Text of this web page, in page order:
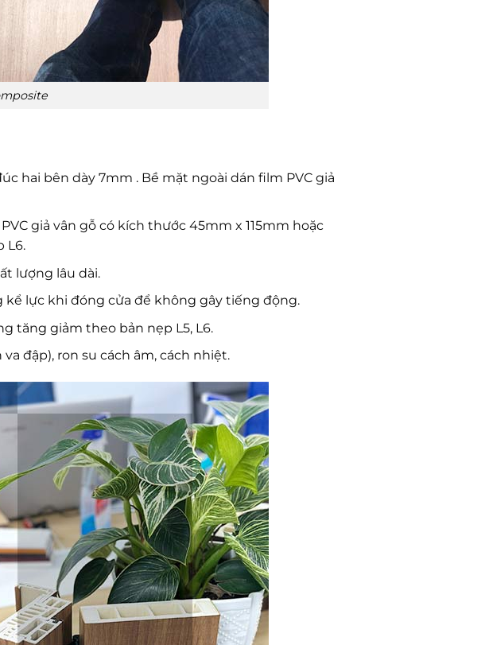
hai bên dày 7mm . Bề mặt ngoài dán film PVC giả
giả vân gỗ có kích thước 45mm x 115mm hoặc
L6.
lượng lâu dài.
lực khi đóng cửa để không gây tiếng động.
tăng giảm theo bản nẹp L5, L6.
đập), ron su cách âm, cách nhiệt.